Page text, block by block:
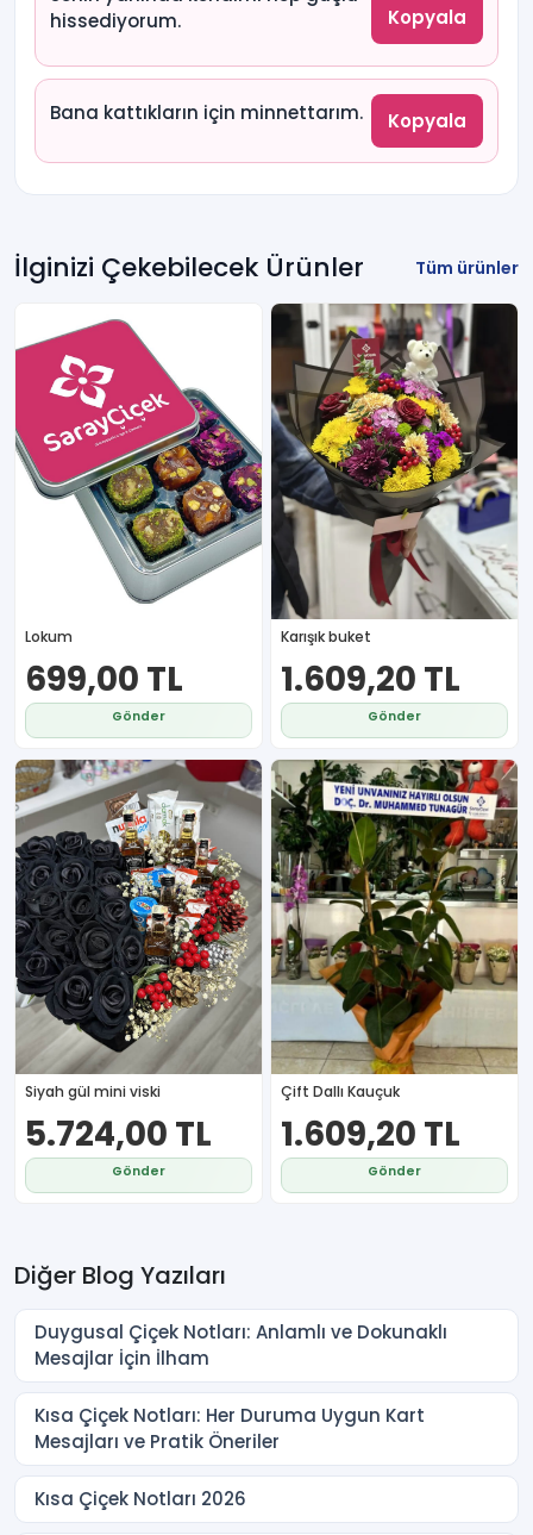
hissediyorum.
Kopyala
Bana kattıkların için minnettarım. Kopyala
İlginizi Çekebilecek Ürünler Tüm ürünler
Lokum
699,00 TL
Gönder
Karışık buket
1.609,20 TL
Gönder
Siyah gül mini viski
5.724,00 TL
Gönder
Çift Dallı Kauçuk
1.609,20 TL
Gönder
Diğer Blog Yazıları
Duygusal Çiçek Notları: Anlamlı ve Dokunaklı
Mesajlar İçin İlham
Kısa Çiçek Notları: Her Duruma Uygun Kart
Mesajları ve Pratik Öneriler
Kısa Çiçek Notları 2026